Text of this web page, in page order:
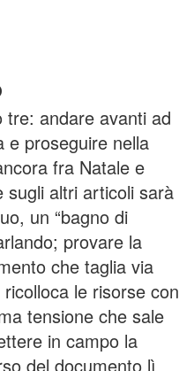
tre: andare avanti ad
e proseguire nella
fra Natale e
sugli altri articoli sarà
un “bagno di
provare la
che taglia via
le risorse con
tensione che sale
in campo la
del documento lì